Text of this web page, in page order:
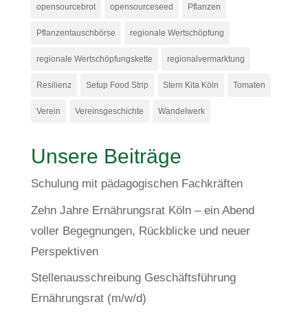
opensourcebrot opensourceseed Pflanzen
Pflanzentauschbörse regionale Wertschöpfung
regionale Wertschöpfungskette regionalvermarktung
Resilienz Setup Food Strip Stern Kita Köln Tomaten
Verein Vereinsgeschichte Wandelwerk
Unsere Beiträge
Schulung mit pädagogischen Fachkräften
Zehn Jahre Ernährungsrat Köln – ein Abend
voller Begegnungen, Rückblicke und neuer
Perspektiven
Stellenausschreibung Geschäftsführung
Ernährungsrat (m/w/d)